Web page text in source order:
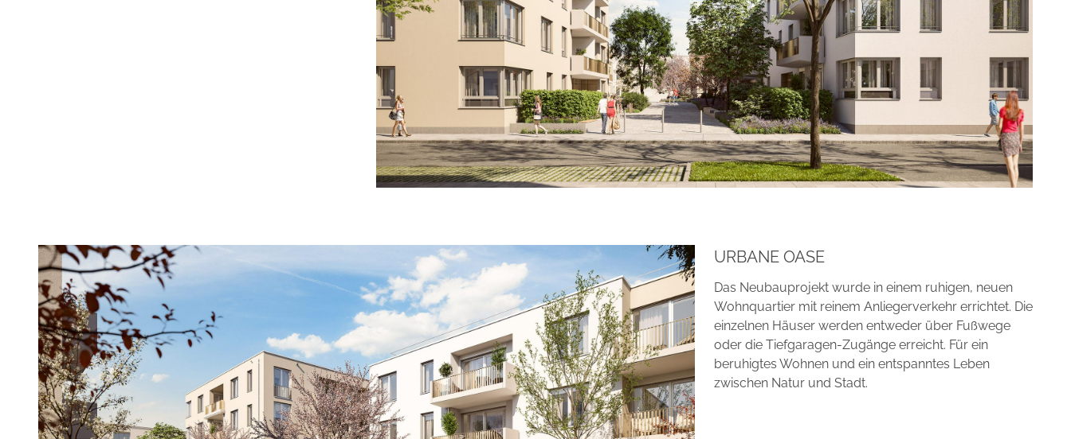
URBANE OASE
Das Neubauprojekt wurde in einem ruhigen, neuen
Wohnquartier mit reinem Anliegerverkehr errichtet. Die
einzelnen Häuser werden entweder über Fußwege
oder die Tiefgaragen-Zugänge erreicht. Für ein
beruhigtes Wohnen und ein entspanntes Leben
zwischen Natur und Stadt.